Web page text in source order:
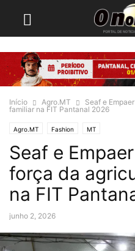
Início Agro.MT
Seaf e
familiar na FIT Pantanal 2026
Agro.MT Fashion MT
Seaf e
força da
na FIT
junho 2, 2026